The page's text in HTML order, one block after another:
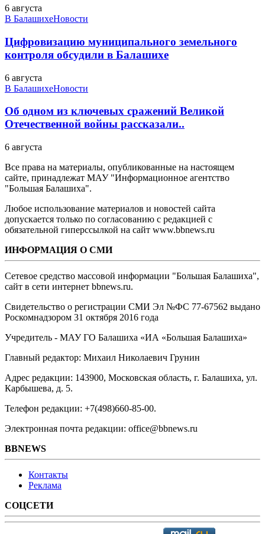
6 августа
В БалашихеНовости
Цифровизацию муниципального земельного
контроля обсудили в Балашихе
6 августа
В БалашихеНовости
Об одном из ключевых сражений Великой
Отечественной войны рассказали..
6 августа
Все права на материалы, опубликованные на настоящем
сайте, принадлежат МАУ "Информационное агентство
"Большая Балашиха".
Любое использование материалов и новостей сайта
допускается только по согласованию с редакцией с
обязательной гиперссылкой на сайт www.bbnews.ru
ИНФОРМАЦИЯ О СМИ
Сетевое средство массовой информации "Большая Балашиха",
сайт в сети интернет bbnews.ru.
Свидетельство о регистрации СМИ Эл №ФС ‎77-67562 выдано
Роскомнадзором 31 октября 2016 года
Учредитель - МАУ ГО Балашиха «ИА «Большая Балашиха»
Главный редактор: Михаил Николаевич Грунин
Адрес редакции: 143900, Московская область, г. Балашиха, ул.
Карбышева, д. 5.
Телефон редакции: +7(498)660-85-00.
Электронная почта редакции: office@bbnews.ru
BBNEWS
Контакты
Реклама
СОЦСЕТИ